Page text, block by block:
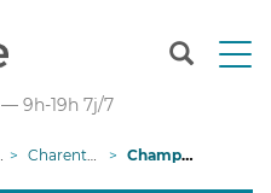
T
— 9h-19h 7j/7
Charente-Maritime Champdolent